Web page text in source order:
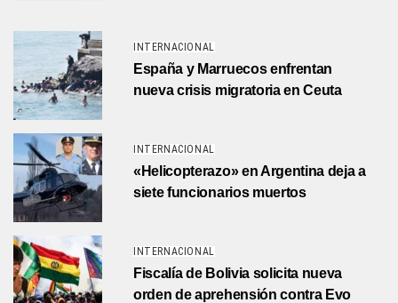
INTERNACIONAL
España y Marruecos enfrentan
nueva crisis migratoria en Ceuta
INTERNACIONAL
«Helicopterazo» en Argentina deja a
siete funcionarios muertos
INTERNACIONAL
Fiscalía de Bolivia solicita nueva
orden de aprehensión contra Evo